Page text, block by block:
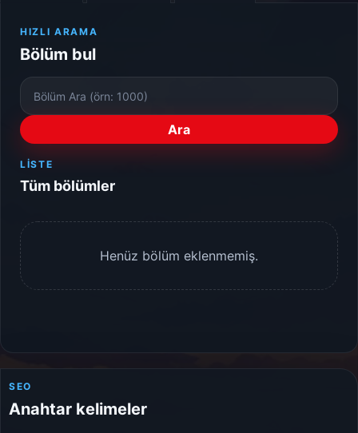
HIZLI ARAMA
Bölüm bul
Bölüm
Numarası
Ara
LISTE
Tüm bölümler
Henüz bölüm eklenmemiş.
SEO
Anahtar kelimeler